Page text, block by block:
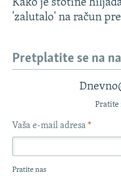
Kako je stotine
'zalutalo' na račun
Pretplatite se na
Pratite
Vaša e-mail adresa *
Pratite nas